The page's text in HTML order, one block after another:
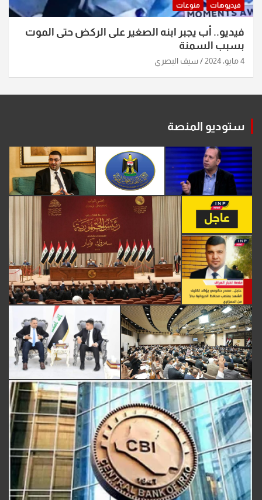
فيديوهات منوعات
فيديو.. أب يجبر ابنه الصغير على الركض حتى الموت
بسبب السمنة
4 مايو، 2024 سيف البصري
ستوديو المنصة